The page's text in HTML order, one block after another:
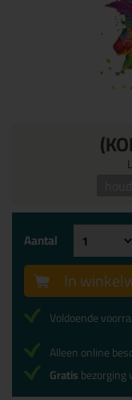
Aantal
In
Voldoende
Alleen online
Gratis